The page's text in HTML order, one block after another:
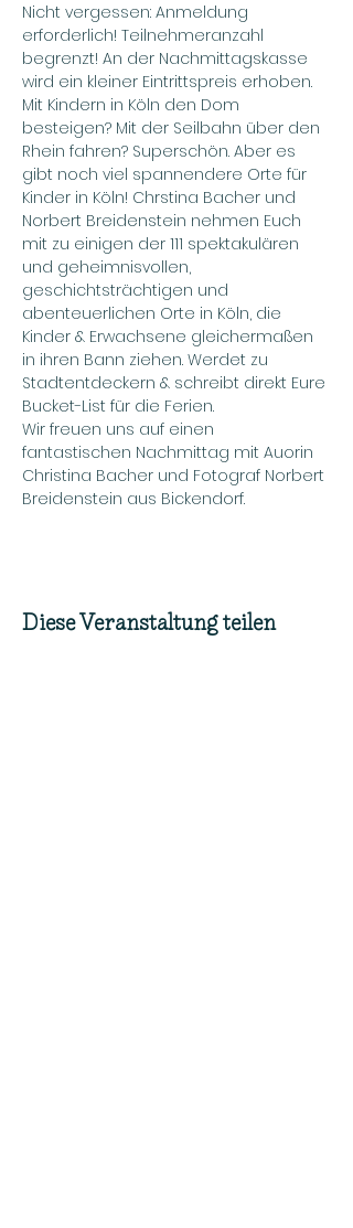
Nicht vergessen: Anmeldung
erforderlich! Teilnehmeranzahl
begrenzt! An der Nachmittagskasse
wird ein kleiner Eintrittspreis erhoben.
Mit Kindern in Köln den Dom
besteigen? Mit der Seilbahn über den
Rhein fahren? Superschön. Aber es
gibt noch viel spannendere Orte für
Kinder in Köln! Chrstina Bacher und
Norbert Breidenstein nehmen Euch
mit zu einigen der 111 spektakulären
und geheimnisvollen,
geschichtsträchtigen und
abenteuerlichen Orte in Köln, die
Kinder & Erwachsene gleichermaßen
in ihren Bann ziehen. Werdet zu
Stadtentdeckern & schreibt direkt Eure
Bucket-List für die Ferien.
Wir freuen uns auf einen
fantastischen Nachmittag mit Auorin
Christina Bacher und Fotograf Norbert
Breidenstein aus Bickendorf.
Diese Veranstaltung teilen